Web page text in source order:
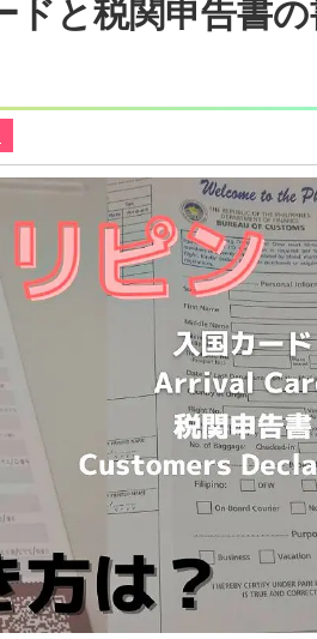
ドと税関申告書